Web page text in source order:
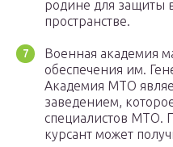
родине для защиты
пространстве.
Военная академия
обеспечения им.
Академия МТО
заведением,
специалистов МТО.
курсант может